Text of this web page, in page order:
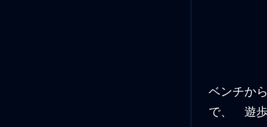
ベンチ
で、 遊歩